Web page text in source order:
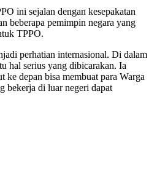
ini sejalan dengan kesepakatan
beberapa pemimpin negara yang
TPPO.
perhatian internasional. Di dalam
hal serius yang dibicarakan. Ia
ke depan bisa membuat para Warga
bekerja di luar negeri dapat